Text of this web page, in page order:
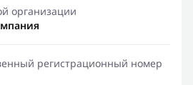
организации
регистрационный номер